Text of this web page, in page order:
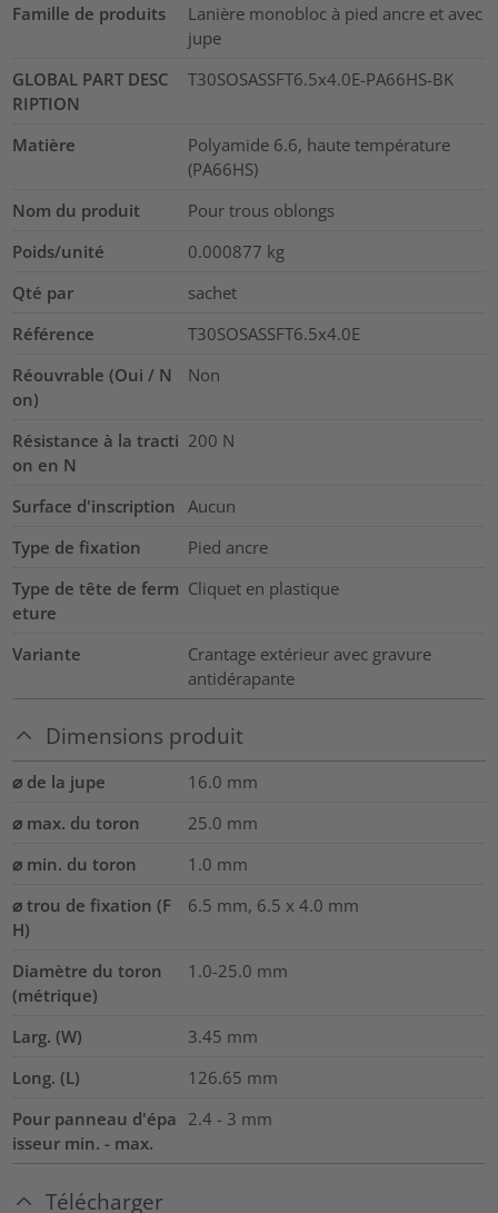
Famille de produits
Lanière monobloc à pied ancre et avec
jupe
GLOBAL PART DESC
RIPTION
T30SOSASSFT6.5x4.0E-PA66HS-BK
Matière
Polyamide 6.6, haute température
(PA66HS)
Nom du produit
Pour trous oblongs
Poids/unité
0.000877 kg
Qté par
sachet
Référence
T30SOSASSFT6.5x4.0E
Réouvrable (Oui / N
on)
Non
Résistance à la tracti
on en N
200 N
Surface d'inscription Aucun
Type de fixation
Pied ancre
Type de tête de ferm
eture
Cliquet en plastique
Variante
Crantage extérieur avec gravure
antidérapante
Dimensions produit
⌀ de la jupe 16.0 mm
⌀ max. du toron
25.0 mm
⌀ min. du toron
1.0 mm
⌀ trou de fixation (F
H)
6.5 mm, 6.5 x 4.0 mm
Diamètre du toron
(métrique)
1.0-25.0 mm
Larg. (W) 3.45 mm
Long. (L)
126.65 mm
Pour panneau d'épa
isseur min. - max.
2.4 - 3 mm
Télécharger